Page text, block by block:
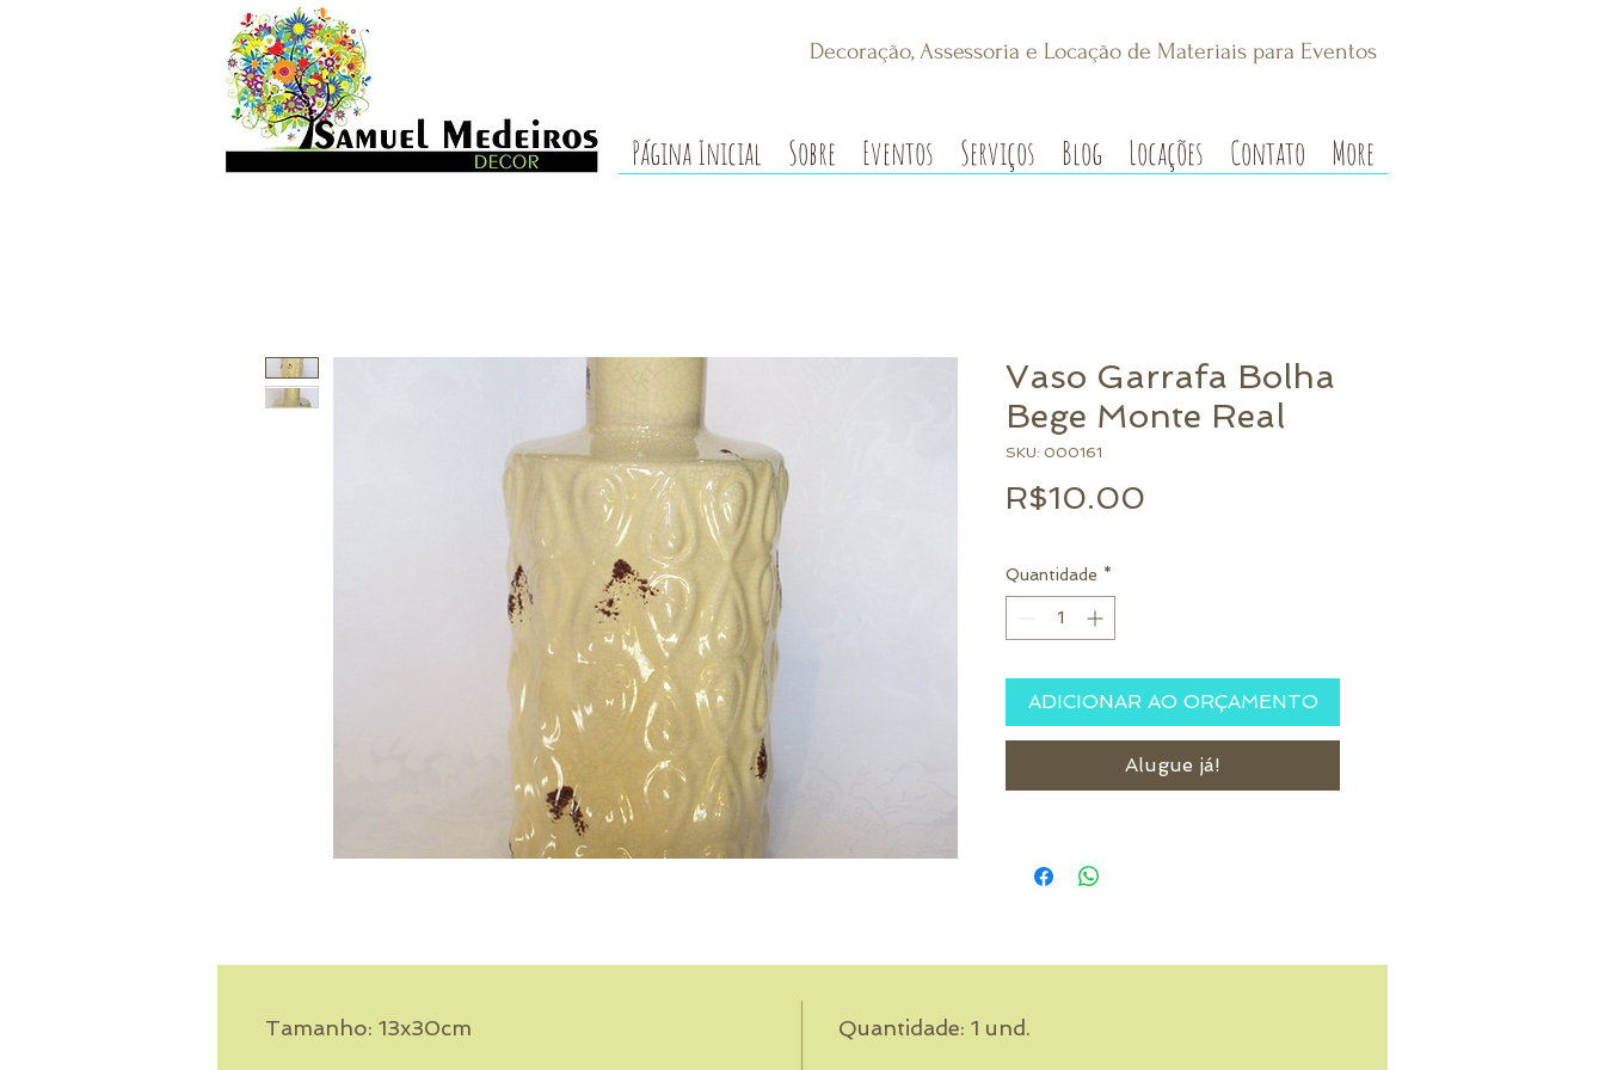
Decoração, Assessoria e Locação de Materiais para Eventos
Página Inicial Sobre Eventos Serviços Blog Locações Contato More
Vaso Garrafa Bolha
Bege Monte Real
SKU: 000161
R$10.00
Quantidade *
ADICIONAR AO ORÇAMENTO
Alugue já!
Tamanho: 13x30cm Quantidade: 1 und.